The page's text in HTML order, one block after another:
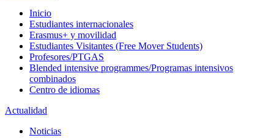
Inicio
Estudiantes internacionales
Erasmus+ y movilidad
Estudiantes Visitantes (Free Mover Students)
Profesores/PTGAS
Blended intensive programmes/Programas intensivos
combinados
Centro de idiomas
Actualidad
Noticias